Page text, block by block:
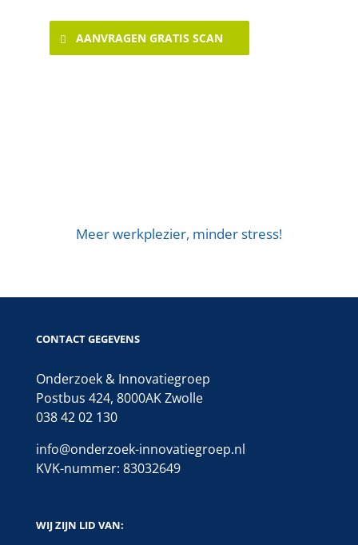
AANVRAGEN GRATIS SCAN
Meer werkplezier, minder stress!
CONTACT GEGEVENS
Onderzoek & Innovatiegroep
Postbus 424, 8000AK Zwolle
038 42 02 130
info@onderzoek-innovatiegroep.nl
KVK-nummer: 83032649
WIJ ZIJN LID VAN: